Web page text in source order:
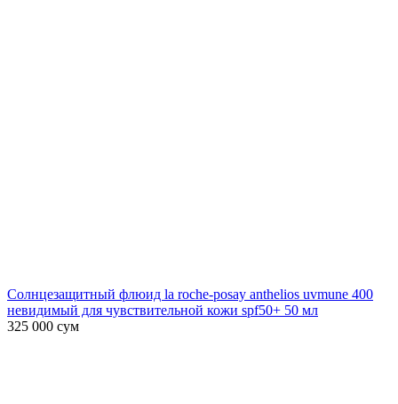
Солнцезащитный флюид la roche-posay anthelios uvmune 400
невидимый для чувствительной кожи spf50+ 50 мл
325 000 сум